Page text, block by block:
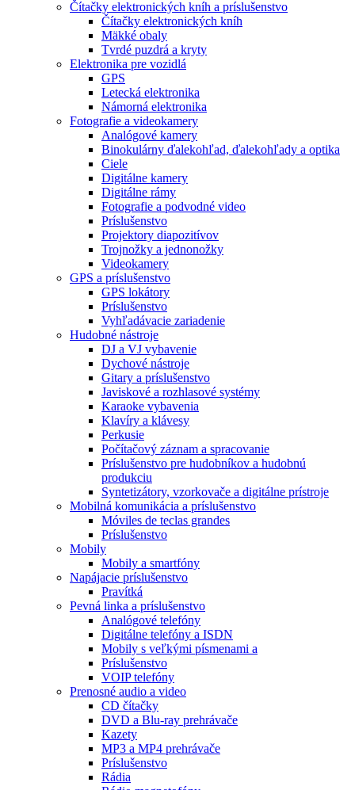
Čítačky elektronických kníh a príslušenstvo
Čítačky elektronických kníh
Mäkké obaly
Tvrdé puzdrá a kryty
Elektronika pre vozidlá
GPS
Letecká elektronika
Námorná elektronika
Fotografie a videokamery
Analógové kamery
Binokulárny ďalekohľad, ďalekohľady a optika
Ciele
Digitálne kamery
Digitálne rámy
Fotografie a podvodné video
Príslušenstvo
Projektory diapozitívov
Trojnožky a jednonožky
Videokamery
GPS a príslušenstvo
GPS lokátory
Príslušenstvo
Vyhľadávacie zariadenie
Hudobné nástroje
DJ a VJ vybavenie
Dychové nástroje
Gitary a príslušenstvo
Javiskové a rozhlasové systémy
Karaoke vybavenia
Klavíry a klávesy
Perkusie
Počítačový záznam a spracovanie
Príslušenstvo pre hudobníkov a hudobnú
produkciu
Syntetizátory, vzorkovače a digitálne prístroje
Mobilná komunikácia a príslušenstvo
Móviles de teclas grandes
Príslušenstvo
Mobily
Mobily a smartfóny
Napájacie príslušenstvo
Pravítká
Pevná linka a príslušenstvo
Analógové telefóny
Digitálne telefóny a ISDN
Mobily s veľkými písmenami a
Príslušenstvo
VOIP telefóny
Prenosné audio a video
CD čítačky
DVD a Blu-ray prehrávače
Kazety
MP3 a MP4 prehrávače
Príslušenstvo
Rádia